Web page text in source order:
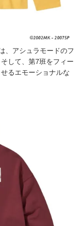
、アシュラモードのフ
して、第7班をフィー
るエモーショナルな